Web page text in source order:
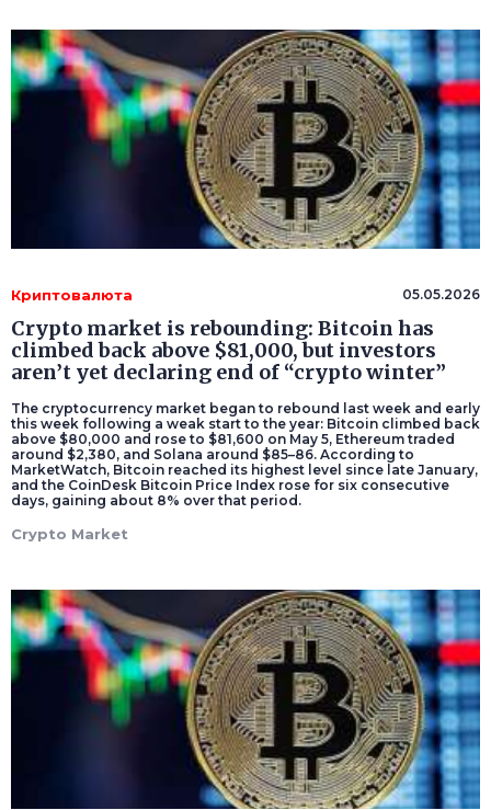
Криптовалюта 05.05.2026
Crypto market is rebounding: Bitcoin has
climbed back above $81,000, but investors
aren’t yet declaring end of “crypto winter”
The cryptocurrency market began to rebound last week and early
this week following a weak start to the year: Bitcoin climbed back
above $80,000 and rose to $81,600 on May 5, Ethereum traded
around $2,380, and Solana around $85–86. According to
MarketWatch, Bitcoin reached its highest level since late January,
and the CoinDesk Bitcoin Price Index rose for six consecutive
days, gaining about 8% over that period.
Crypto Market